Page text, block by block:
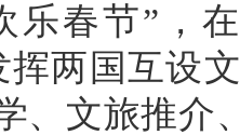
乐春节”，
挥两国互设
、文旅推介